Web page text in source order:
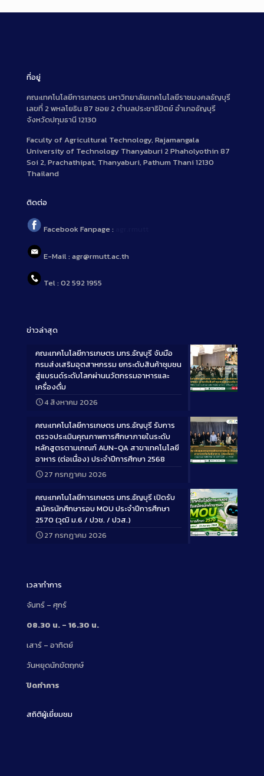
ที่อยู่
คณะเทคโนโลยีการเกษตร มหาวิทยาลัยเทคโนโลยีราชมงคลธัญบุรี
เลขที่ 2 พหลโยธิน 87 ซอย 2 ตำบลประชาธิปัตย์ อำเภอธัญบุรี
จังหวัดปทุมธานี 12130
Faculty of Agricultural Technology, Rajamangala
University of Technology Thanyaburi 2 Phaholyothin 87
Soi 2, Prachathipat, Thanyaburi, Pathum Thani 12130
Thailand
ติดต่อ
Facebook Fanpage :
E-Mail : agr@rmutt.ac.th
Tel : 02 592 1955
ข่าวล่าสุด
Long
คณะเทคโนโลยีการเกษตร มทร.ธัญบุรี จับมือ
กรมส่งเสริมอุตสาหกรรม ยกระดับสินค้าชุมชน
สู่แบรนด์ระดับโลกผ่านนวัตกรรมอาหารและ
เครื่องดื่ม
4 สิงหาคม 2026
Long
คณะเทคโนโลยีการเกษตร มทร.ธัญบุรี รับการ
ตรวจประเมินคุณภาพการศึกษาภายในระดับ
หลักสูตรตามเกณฑ์ AUN-QA สาขาเทคโนโลยี
อาหาร (ต่อเนื่อง) ประจำปีการศึกษา 2568
27 กรกฎาคม 2026
Long
คณะเทคโนโลยีการเกษตร มทร.ธัญบุรี เปิดรับ
สมัครนักศึกษารอบ MOU ประจำปีการศึกษา
2570 (วุฒิ ม.6 / ปวช. / ปวส.)
27 กรกฎาคม 2026
เวลาทำการ
จันทร์ – ศุกร์
08.30 น. – 16.30 น.
เสาร์ – อาทิตย์
วันหยุดนักขัตฤกษ์
ปิดทำการ
สถิติผู้เยี่ยมชม